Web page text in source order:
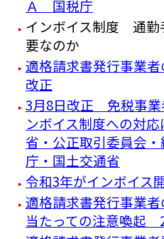
Ａ 国税庁
インボイス制度 通勤
要なのか
適格請求書発行事業
改正
3月8日改正 免税事業
ンボイス制度への対
省・公正取引委員会
庁・国土交通省
令和3年がインボイス
適格請求書発行事業
当たっての注意喚起